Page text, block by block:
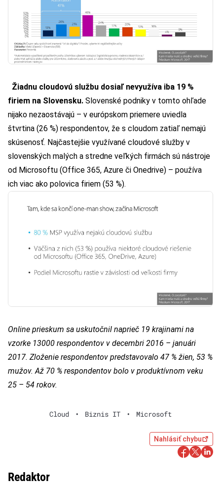
Žiadnu cloudovú službu dosiaľ nevyužíva iba 19 %
firiem na Slovensku. Slovenské podniky v tomto ohľade
nijako nezaostávajú – v európskom priemere uviedla
štvrtina (26 %) respondentov, že s cloudom zatiaľ nemajú
skúsenosť. Najčastejšie využívané cloudové služby v
slovenských malých a stredne veľkých firmách sú nástroje
od Microsoftu (Office 365, Azure či Onedrive) – používa
ich viac ako polovica firiem (53 %).
Online prieskum sa uskutočnil naprieč 19 krajinami na
vzorke 13000 respondentov v decembri 2016 – januári
2017. Zloženie respondentov predstavovalo 47 % žien, 53 %
mužov. Až 70 % respondentov bolo v produktívnom veku
25 – 54 rokov.
Cloud • Biznis IT • Microsoft
Nahlásiť chybu
Redaktor